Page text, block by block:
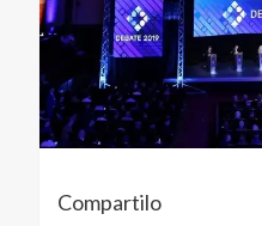
Compartilo